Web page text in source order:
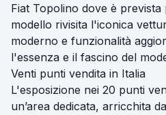
Fiat Topolino dove è
modello rivisita l'iconica
moderno e funzionalità
l'essenza e il fascino del
Venti punti vendita in Italia
L'esposizione nei 20 punti
un’area dedicata, arricchita